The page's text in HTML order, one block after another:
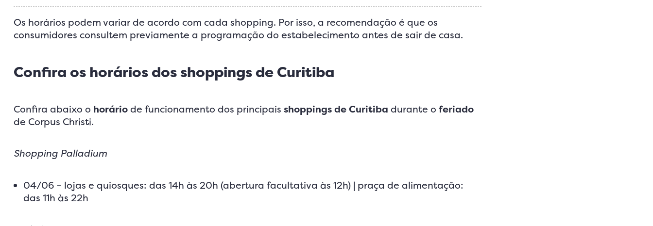
Os horários podem variar de acordo com cada shopping. Por isso, a recomendação é que os
consumidores consultem previamente a programação do estabelecimento antes de sair de casa.
Confira os horários dos shoppings de Curitiba
Confira abaixo o horáriode funcionamento dos principais shoppings de Curitiba durante o feriado
de Corpus Christi.
Shopping Palladium
04/06 – lojas e quiosques: das 14h às 20h (abertura facultativa às 12h) | praça de alimentação:
das 11h às 22h